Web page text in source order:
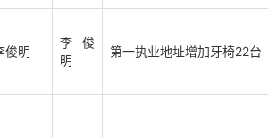
俊明
李俊
明
第一执业地址增加牙椅22台